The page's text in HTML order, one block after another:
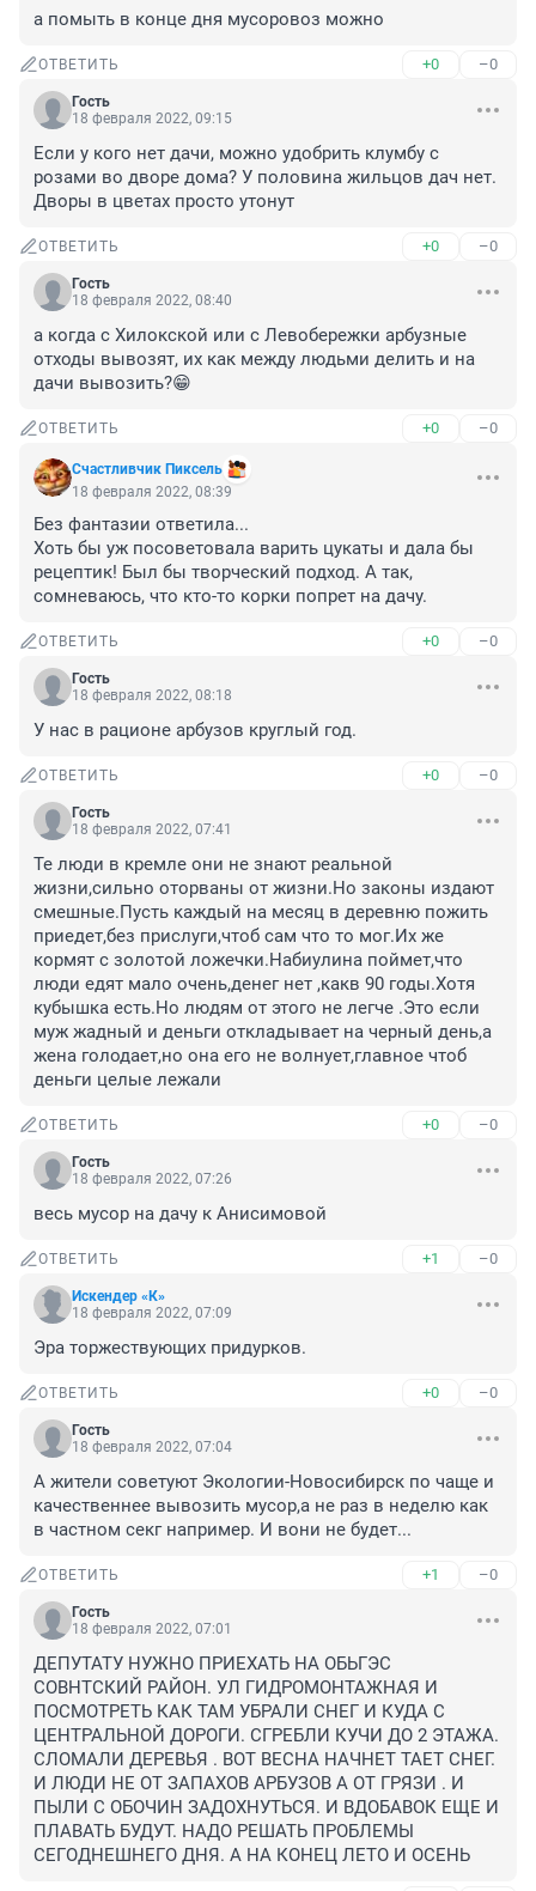
а помыть в конце дня мусоровоз можно
ОТВЕТИТЬ +0 –0
Гость
18 февраля 2022, 09:15
Если у кого нет дачи, можно удобрить клумбу с
розами во дворе дома? У половина жильцов дач нет.
Дворы в цветах просто утонут
ОТВЕТИТЬ +0 –0
Гость
18 февраля 2022, 08:40
а когда с Хилокской или с Левобережки арбузные
отходы вывозят, их как между людьми делить и на
дачи вывозить?😁
ОТВЕТИТЬ +0 –0
Счастливчик Пиксель
18 февраля 2022, 08:39
Без фантазии ответила...
Хоть бы уж посоветовала варить цукаты и дала бы
рецептик! Был бы творческий подход. А так,
сомневаюсь, что кто-то корки попрет на дачу.
ОТВЕТИТЬ +0 –0
Гость
18 февраля 2022, 08:18
У нас в рационе арбузов круглый год.
ОТВЕТИТЬ +0 –0
Гость
18 февраля 2022, 07:41
Те люди в кремле они не знают реальной
жизни,сильно оторваны от жизни.Но законы издают
смешные.Пусть каждый на месяц в деревню пожить
приедет,без прислуги,чтоб сам что то мог.Их же
кормят с золотой ложечки.Набиулина поймет,что
люди едят мало очень,денег нет ,какв 90 годы.Хотя
кубышка есть.Но людям от этого не легче .Это если
муж жадный и деньги откладывает на черный день,а
жена голодает,но она его не волнует,главное чтоб
деньги целые лежали
ОТВЕТИТЬ +0 –0
Гость
18 февраля 2022, 07:26
весь мусор на дачу к Анисимовой
ОТВЕТИТЬ +1 –0
Искендер «К»
18 февраля 2022, 07:09
Эра торжествующих придурков.
ОТВЕТИТЬ +0 –0
Гость
18 февраля 2022, 07:04
А жители советуют Экологии-Новосибирск по чаще и
качественнее вывозить мусор,а не раз в неделю как
в частном секг например. И вони не будет...
ОТВЕТИТЬ +1 –0
Гость
18 февраля 2022, 07:01
ДЕПУТАТУ НУЖНО ПРИЕХАТЬ НА ОБЬГЭС
СОВНТСКИЙ РАЙОН. УЛ ГИДРОМОНТАЖНАЯ И
ПОСМОТРЕТЬ КАК ТАМ УБРАЛИ СНЕГ И КУДА С
ЦЕНТРАЛЬНОЙ ДОРОГИ. СГРЕБЛИ КУЧИ ДО 2 ЭТАЖА.
СЛОМАЛИ ДЕРЕВЬЯ . ВОТ ВЕСНА НАЧНЕТ ТАЕТ СНЕГ.
И ЛЮДИ НЕ ОТ ЗАПАХОВ АРБУЗОВ А ОТ ГРЯЗИ . И
ПЫЛИ С ОБОЧИН ЗАДОХНУТЬСЯ. И ВДОБАВОК ЕЩЕ И
ПЛАВАТЬ БУДУТ. НАДО РЕШАТЬ ПРОБЛЕМЫ
СЕГОДНЕШНЕГО ДНЯ. А НА КОНЕЦ ЛЕТО И ОСЕНЬ